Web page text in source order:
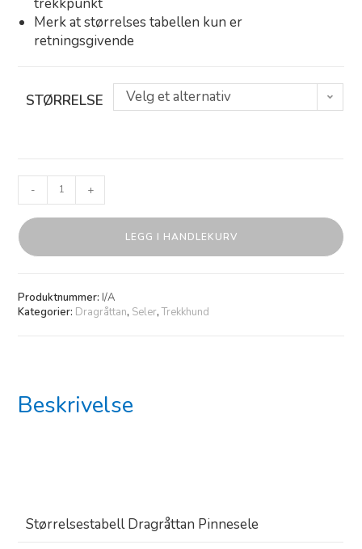
Merk at størrelses tabellen kun er
retningsgivende
STØRRELSE Velg et alternativ
- +
LEGG I HANDLEKURV
Produktnummer: I/A
Kategorier: Dragråttan, Seler,Trekkhund
Beskrivelse
Størrelsestabell Dragråttan Pinnesele